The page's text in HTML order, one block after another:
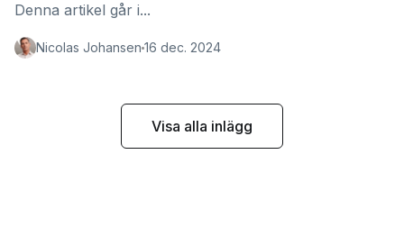
Denna artikel går i...
Nicolas Johansen 16 dec. 2024
Visa alla inlägg